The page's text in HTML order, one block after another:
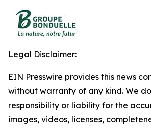
Legal Disclaimer:
EIN Presswire provides this news
without warranty of any kind. We
responsibility or liability for the
images, videos, licenses,